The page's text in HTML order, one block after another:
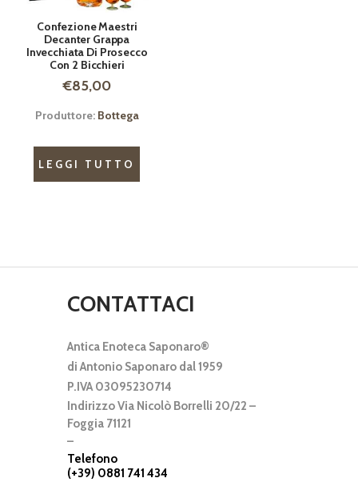
Confezione Maestri
Decanter Grappa
Invecchiata Di Prosecco
Con 2 Bicchieri
€85,00
Produttore: Bottega
LEGGI TUTTO
CONTATTACI
Antica Enoteca Saponaro®
di Antonio Saponaro dal 1959
P.IVA 03095230714
Indirizzo Via Nicolò Borrelli 20/22 –
Foggia 71121
–
Telefono
(+39) 0881 741 434